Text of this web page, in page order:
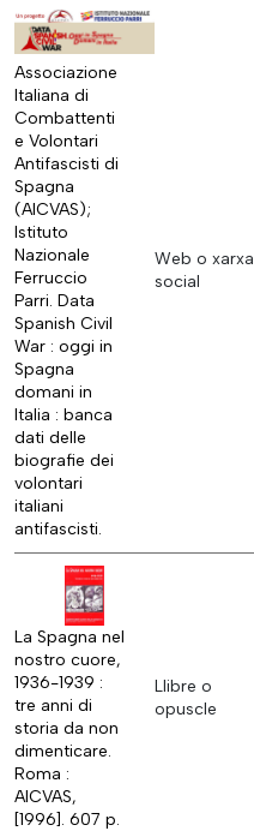
Associazione
Italiana di
Combattenti
e Volontari
Antifascisti di
Spagna
(AICVAS);
Istituto
Nazionale
Ferruccio
Parri. Data
Spanish Civil
War : oggi in
Spagna
domani in
Italia : banca
dati delle
biografie dei
volontari
italiani
antifascisti.
Web o xarxa
social
La Spagna nel
nostro cuore,
1936-1939 :
tre anni di
storia da non
dimenticare.
Roma :
AICVAS,
[1996]. 607 p.
Llibre o
opuscle